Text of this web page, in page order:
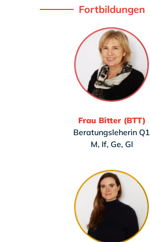
Fortbildungen
Frau Bitter (BTT)
Beratungsleherin Q1
M, If, Ge, Gl